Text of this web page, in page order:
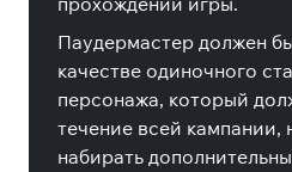
Паудермастер должен
качестве одиночного
персонажа, который
течение всей кампании,
набирать